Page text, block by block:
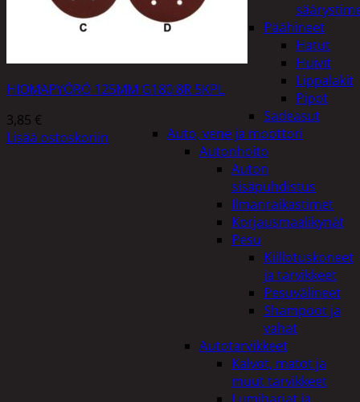
Päähineet
Hatut
Huivit
Lippalakit
Pipot
Sadeasut
Auto, vene ja moottori
Autonhoito
Auton
sisäpuhdistus
Ilmanraikastimet
Korjausmaalikynät
Pesu
Kiillotuskoneet
ja tarvikkeet
Pesuvälineet
Shampoot ja
vahat
Autotarvikkeet
Kalvot, matot ja
muut tarvikkeet
HIOMAPYÖRÖ 125MM G180 8R 5KPL
3,85 €
Lisää ostoskoriin